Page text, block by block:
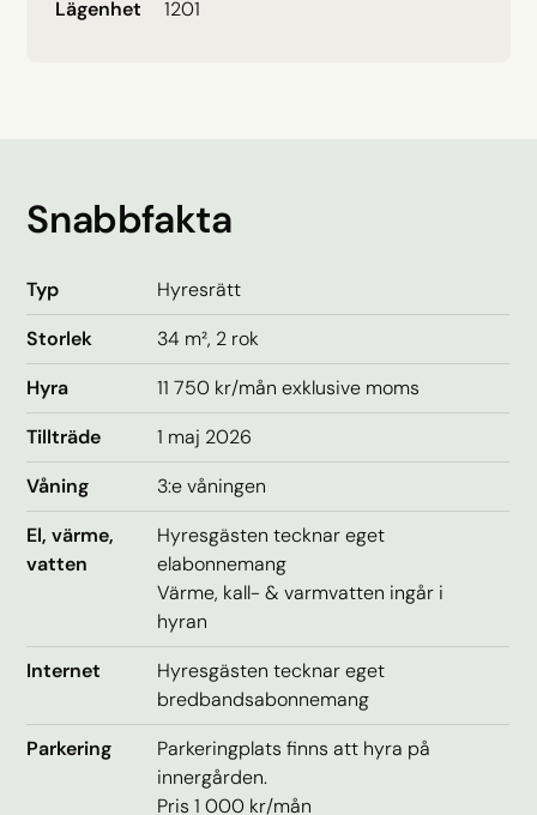
Lägenhet
1201
Snabbfakta
Typ
Hyresrätt
Storlek
34 m², 2 rok
Hyra
11 750 kr/månexklusive moms
Tillträde
1 maj 2026
Våning
3:e våningen
El, värme,
vatten
Hyresgästen tecknar eget
elabonnemang
Värme, kall- & varmvatten ingår i
hyran
Internet
Hyresgästen tecknar eget
bredbandsabonnemang
Parkering
Parkeringplats finns att hyra på
innergården.
Pris 1 000 kr/mån